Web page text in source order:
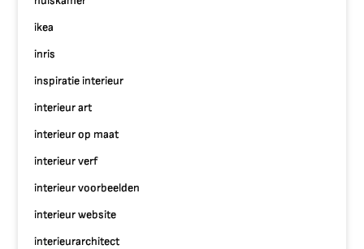
ikea
inris
inspiratie interieur
interieur art
interieur op maat
interieur verf
interieur voorbeelden
interieur website
interieurarchitect